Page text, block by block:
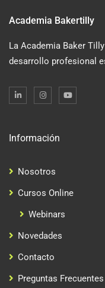
Academia Bakertilly
La Academia Baker
desarrollo profesional
Información
Nosotros
Cursos Online
Webinars
Novedades
Contacto
Preguntas Frecuentes